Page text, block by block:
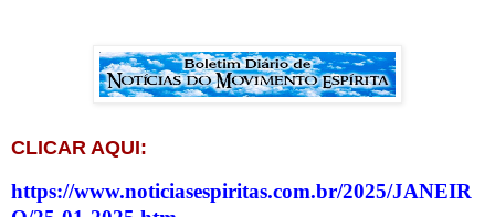
CLICAR AQUI:
https://www.noticiasespiritas.com.br/2025/JANEIR